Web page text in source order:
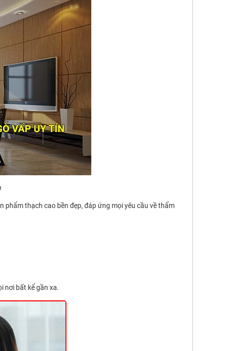
phẩm thạch cao bền đẹp, đáp ứng mọi yêu cầu về thẩm
nơi bất kể gần xa.